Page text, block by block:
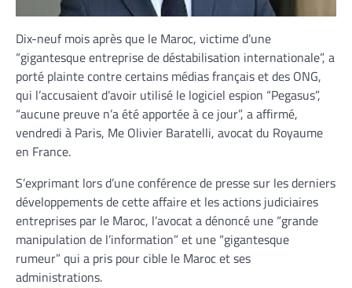
Dix-neuf mois après que le Maroc, victime d’une
“gigantesque entreprise de déstabilisation internationale”, a
porté plainte contre certains médias français et des ONG,
qui l’accusaient d’avoir utilisé le logiciel espion “Pegasus”,
“aucune preuve n’a été apportée à ce jour”, a affirmé,
vendredi à Paris, Me Olivier Baratelli, avocat du Royaume
en France.
S’exprimant lors d’une conférence de presse sur les derniers
développements de cette affaire et les actions judiciaires
entreprises par le Maroc, l’avocat a dénoncé une “grande
manipulation de l’information” et une “gigantesque
rumeur” qui a pris pour cible le Maroc et ses
administrations.